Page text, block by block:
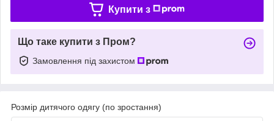
Купити з
Що таке купити з Пром?
Замовлення під захистом
Розмір дитячого одягу (по зростання)